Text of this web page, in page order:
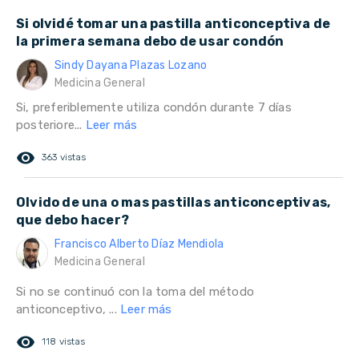
Si olvidé tomar una pastilla anticonceptiva de
la primera semana debo de usar condón
Sindy Dayana Plazas Lozano
Medicina General
Si, preferiblemente utiliza condón durante 7 días
posteriore... Leer más
remove_red_eye 363 vistas
Olvido de una o mas pastillas anticonceptivas,
que debo hacer?
Francisco Alberto Díaz Mendiola
Medicina General
Si no se continuó con la toma del método
anticonceptivo, ... Leer más
remove_red_eye 118 vistas